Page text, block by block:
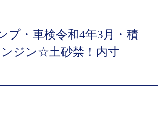
プ・車検令和4年3月・積
ジン☆土砂禁！内寸